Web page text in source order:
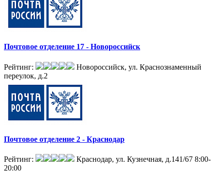
Почтовое отделение 17 - Новороссийск
Рейтинг:
Новороссийск, ул. Краснознаменный
переулок, д.2
Почтовое отделение 2 - Краснодар
Рейтинг: Краснодар, ул. Кузнечная, д.141/67 8:00-
20:00